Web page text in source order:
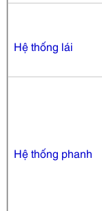
Hệ thống lái
Hệ thống phanh